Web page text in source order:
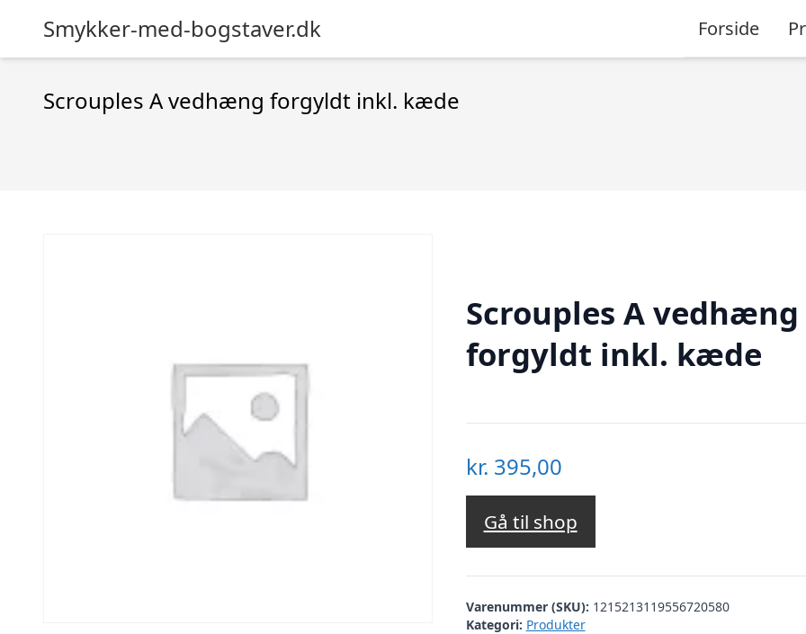
Smykker-med-bogstaver.dk Forside
Scrouples A vedhæng forgyldt inkl. kæde
Scrouples A vedhæng
forgyldt inkl. kæde
kr. 395,00
Gå til shop
Varenummer (SKU): 1215213119556720580
Kategori: Produkter